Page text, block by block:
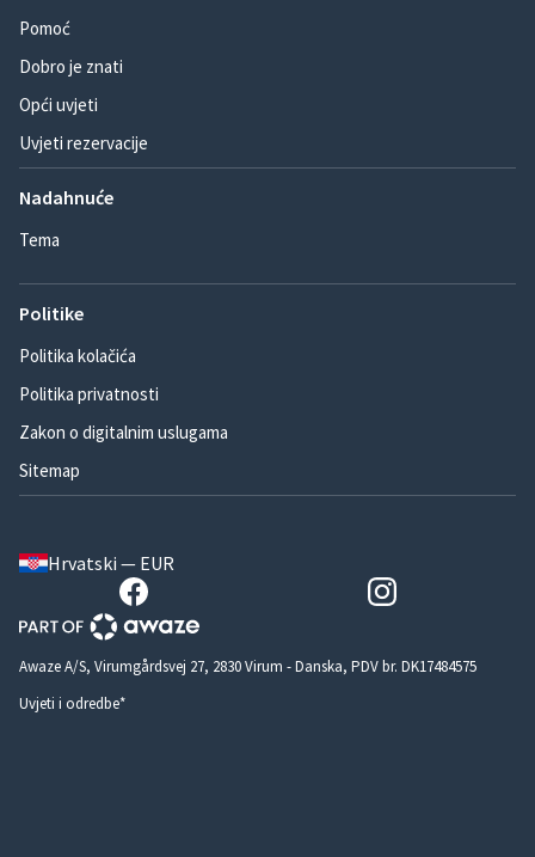
Pomoć
Dobro je znati
Opći uvjeti
Uvjeti rezervacije
Nadahnuće
Tema
Politike
Politika kolačića
Politika privatnosti
Zakon o digitalnim uslugama
Sitemap
Hrvatski — EUR
Awaze A/S, Virumgårdsvej 27, 2830 Virum - Danska, PDV br. DK17484575
Uvjeti i odredbe*